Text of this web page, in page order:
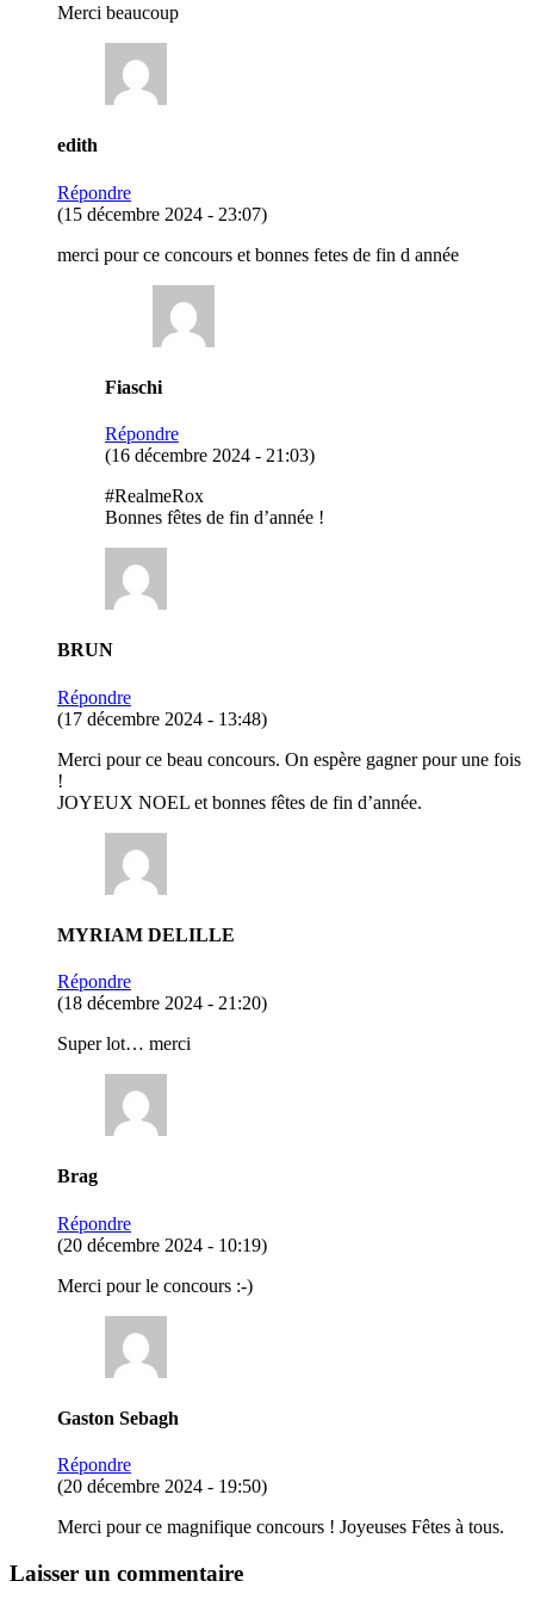
Merci beaucoup
edith
Répondre
(15 décembre 2024 - 23:07)
merci pour ce concours et bonnes fetes de fin d année
Fiaschi
Répondre
(16 décembre 2024 - 21:03)
#RealmeRox
Bonnes fêtes de fin d’année !
BRUN
Répondre
(17 décembre 2024 - 13:48)
Merci pour ce beau concours. On espère gagner pour une fois
!
JOYEUX NOEL et bonnes fêtes de fin d’année.
MYRIAM DELILLE
Répondre
(18 décembre 2024 - 21:20)
Super lot… merci
Brag
Répondre
(20 décembre 2024 - 10:19)
Merci pour le concours :-)
Gaston Sebagh
Répondre
(20 décembre 2024 - 19:50)
Merci pour ce magnifique concours ! Joyeuses Fêtes à tous.
Laisser un commentaire